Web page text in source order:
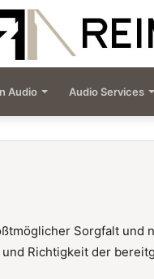
Audio Audio Services
Sorgfalt
Richtigkeit der